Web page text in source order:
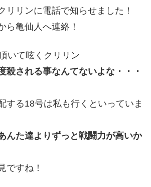
リリンに電話で知らせました！
ら亀仙人へ連絡！
いて呟くクリリン
殺される事なんてないよな・・・
する18号は私も行くといっていま
んた達よりずっと戦闘力が高いか
ですね！